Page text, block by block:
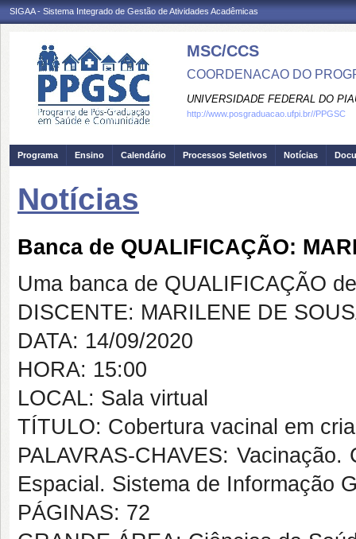
SIGAA - Sistema Integrado de Gestão de Atividades Acadêmicas
MSC/CCS
COORDENACAO DO
UNIVERSIDADE FEDERAL DO
http://www.posgraduacao.ufpi.br//PPGSC
Programa Ensino Calendário Processos Seletivos Notícias
Notícias
Banca de QUALIFICAÇÃO:
Uma banca de QUALIFICAÇÃO
DISCENTE: MARILENE DE
DATA: 14/09/2020
HORA: 15:00
LOCAL: Sala virtual
TÍTULO: Cobertura vacinal em
PALAVRAS-CHAVES:
Espacial. Sistema de Informação
PÁGINAS: 72